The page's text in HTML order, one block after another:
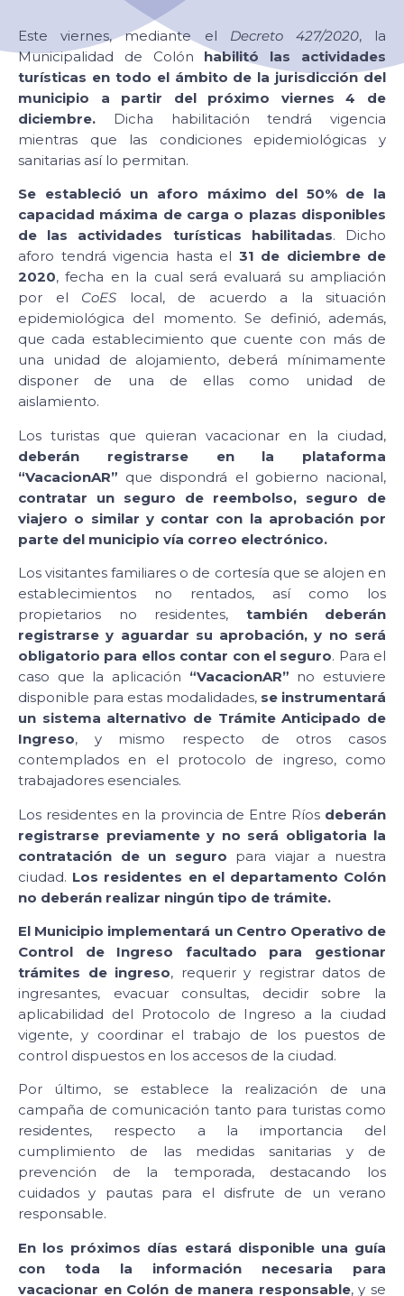
Este viernes, mediante el Decreto 427/2020, la
Municipalidad de Colón habilitó las actividades
turísticas en todo el ámbito de la jurisdicción del
municipio a partir del próximo viernes 4 de
diciembre. Dicha habilitación tendrá vigencia
mientras que las condiciones epidemiológicas y
sanitarias así lo permitan.
Se estableció un aforo máximo del 50% de la
capacidad máxima de carga o plazas disponibles
de las actividades turísticas habilitadas. Dicho
aforo tendrá vigencia hasta el 31 de diciembre de
2020, fecha en la cual será evaluará su ampliación
por el CoES local, de acuerdo a la situación
epidemiológica del momento. Se definió, además,
que cada establecimiento que cuente con más de
una unidad de alojamiento, deberá mínimamente
disponer de una de ellas como unidad de
aislamiento.
Los turistas que quieran vacacionar en la ciudad,
deberán registrarse en la plataforma
“VacacionAR” que dispondrá el gobierno nacional,
contratar un seguro de reembolso, seguro de
viajero o similar y contar con la aprobación por
parte del municipio vía correo electrónico.
Los visitantes familiares o de cortesía que se alojen en
establecimientos no rentados, así como los
propietarios no residentes, también deberán
registrarse y aguardar su aprobación, y no será
obligatorio para ellos contar con el seguro. Para el
caso que la aplicación “VacacionAR” no estuviere
disponible para estas modalidades, se instrumentará
un sistema alternativo de Trámite Anticipado de
Ingreso, y mismo respecto de otros casos
contemplados en el protocolo de ingreso, como
trabajadores esenciales.
Los residentes en la provincia de Entre Ríos deberán
registrarse previamente y no será obligatoria la
contratación de un seguro para viajar a nuestra
ciudad. Los residentes en el departamento Colón
no deberán realizar ningún tipo de trámite.
El Municipio implementará un Centro Operativo de
Control de Ingreso
facultado para gestionar
trámites de ingreso, requerir y registrar datos de
ingresantes, evacuar consultas, decidir sobre la
aplicabilidad del Protocolo de Ingreso a la ciudad
vigente, y coordinar el trabajo de los puestos de
control dispuestos en los accesos de la ciudad.
Por último, se establece la realización de una
campaña de comunicación tanto para turistas como
residentes, respecto a la importancia del
cumplimiento de las medidas sanitarias y de
prevención de la temporada, destacando los
cuidados y pautas para el disfrute de un verano
responsable.
En los próximos días estará disponible una guía
con toda la información necesaria para
vacacionar en Colón de manera responsable, y se